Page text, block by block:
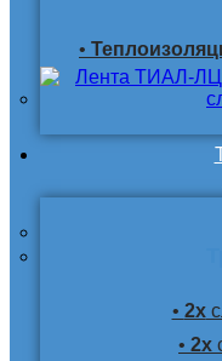
•
• 2х
• 2х